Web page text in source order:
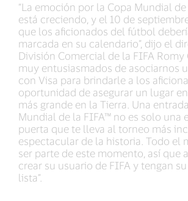
“La emoción por la Copa Mundial
está creciendo, y el 10 de
que los aficionados del fútbol
marcada en su calendario”, dijo el
División Comercial de la FIFA Romy
muy entusiasmados de asociarnos
con Visa para brindarle a los
oportunidad de asegurar un lugar
más grande en la Tierra. Una
Mundial de la FIFA™ no es solo una
puerta que te lleva al torneo más
espectacular de la historia. Todo el
ser parte de este momento, así que
crear su usuario de FIFA y tengan
lista”.